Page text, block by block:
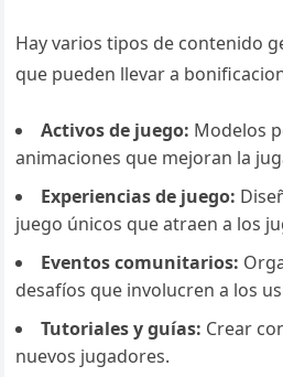
Hay varios tipos de contenido
que pueden llevar a
Activos de juego: Modelos
animaciones que mejoran la
Experiencias de juego:
juego únicos que atraen a los
Eventos comunitarios:
desafíos que involucren a los
Tutoriales y guías: Crear
nuevos jugadores.